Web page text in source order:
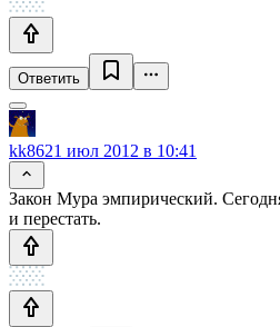
Ответить
kk8621 июл 2012 в 10:41
Закон Мура эмпирический.
и перестать.